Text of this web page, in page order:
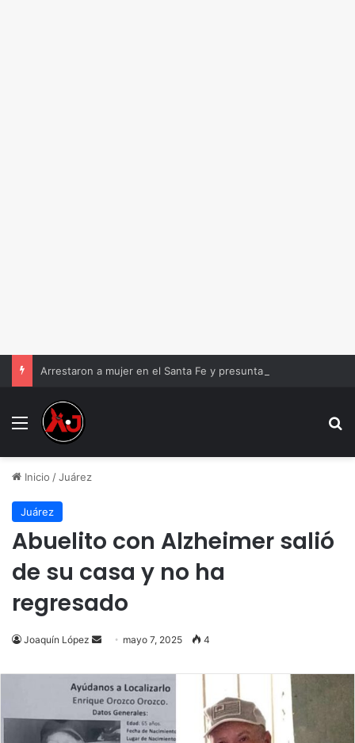
Menu
Inicio /Juárez
Juárez
Abuelito con Alzheimer salió
de su casa y no ha
regresado
Joaquín López
Send
email
mayo 7, 2025 4